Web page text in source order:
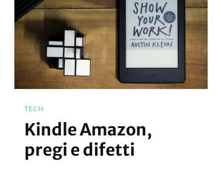
TECH
Kindle Amazon,
pregi e difetti